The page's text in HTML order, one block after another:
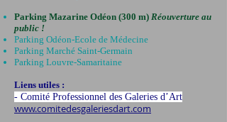
Parking Mazarine Odéon (300 m) Réouverture au
public !
Parking Odéon-Ecole de Médecine
Parking Marché Saint-Germain
Parking Louvre-Samaritaine
Liens utiles :
- Comité Professionnel des Galeries d’Art
www.comitedesgaleriesdart.com